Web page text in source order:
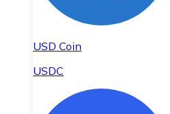
USD Coin
USDC